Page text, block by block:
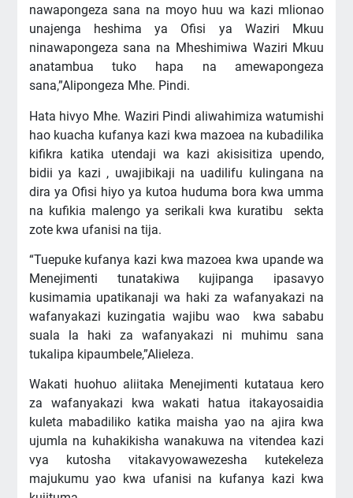
nawapongeza sana na moyo huu wa kazi mlionao
unajenga heshima ya Ofisi ya Waziri Mkuu
ninawapongeza sana na Mheshimiwa Waziri Mkuu
anatambua tuko hapa na amewapongeza
sana,”Alipongeza Mhe. Pindi.
Hata hivyo Mhe. Waziri Pindi aliwahimiza watumishi
hao kuacha kufanya kazi kwa mazoea na kubadilika
kifikra katika utendaji wa kazi akisisitiza upendo,
bidii ya kazi , uwajibikaji na uadilifu kulingana na
dira ya Ofisi hiyo ya kutoa huduma bora kwa umma
na kufikia malengo ya serikali kwa kuratibu sekta
zote kwa ufanisi na tija.
“Tuepuke kufanya kazi kwa mazoea kwa upande wa
Menejimenti tunatakiwa kujipanga ipasavyo
kusimamia upatikanaji wa haki za wafanyakazi na
wafanyakazi kuzingatia wajibu wao kwa sababu
suala la haki za wafanyakazi ni muhimu sana
tukalipa kipaumbele,”Alieleza.
Wakati huohuo aliitaka Menejimenti kutataua kero
za wafanyakazi kwa wakati hatua itakayosaidia
kuleta mabadiliko katika maisha yao na ajira kwa
ujumla na kuhakikisha wanakuwa na vitendea kazi
vya kutosha vitakavyowawezesha kutekeleza
majukumu yao kwa ufanisi na kufanya kazi kwa